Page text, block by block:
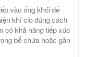
vào ống khói để
khí clo đúng cách
có khả năng tiếp xúc
bể chứa hoặc gần